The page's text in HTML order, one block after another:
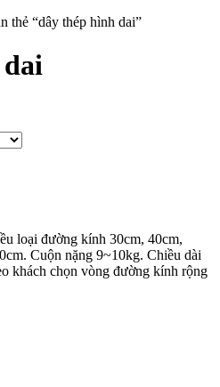
thẻ “dây thép hình dai”
loại đường kính 30cm, 40cm,
Cuộn nặng 9~10kg. Chiều dài
khách chọn vòng đường kính rộng